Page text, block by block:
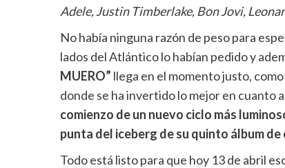
Adele, Justin Timberlake, Bon Jovi,
No había ninguna razón de peso para
lados del Atlántico lo habían pedido y
MUERO” llega en el momento justo,
donde se ha invertido lo mejor en cuanto
comienzo de un nuevo ciclo más
punta del iceberg de su quinto álbum
Todo está listo para que hoy 13 de abril